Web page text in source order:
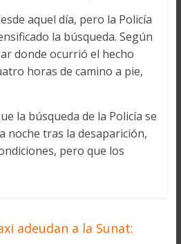
aquel día, pero la Policía
la búsqueda. Según
donde ocurrió el hecho
horas de camino a pie,
la búsqueda de la Policía se
noche tras la desaparición,
pero que los
adeudan a la Sunat: